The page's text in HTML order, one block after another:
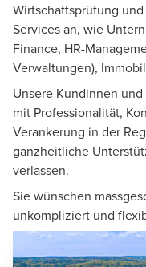
Wirtschaftsprüfung
Services an, wie
Finance, HR-
Verwaltungen),
Unsere Kundinnen
mit Professionalität,
Verankerung in der
ganzheitliche
verlassen.
Sie wünschen
unkompliziert und